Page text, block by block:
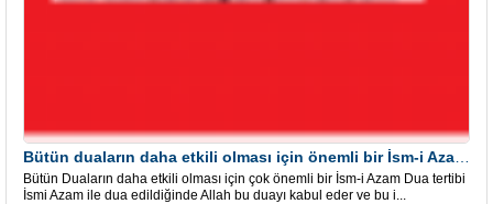
Bütün Duaların daha etkili olması için çok önemli bir İsm-i Azam Dua tertibi
İsmi Azam ile dua edildiğinde Allah bu duayı kabul eder ve bu i...